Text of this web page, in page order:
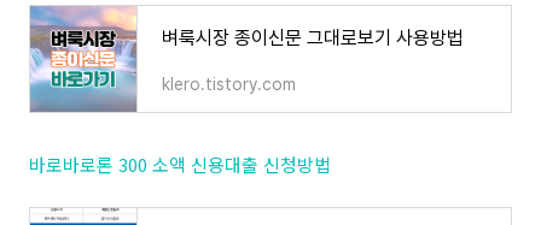
벼룩시장 종이신문 그대로보기 사용방법
klero.tistory.com
바로바로론 300 소액 신용대출 신청방법